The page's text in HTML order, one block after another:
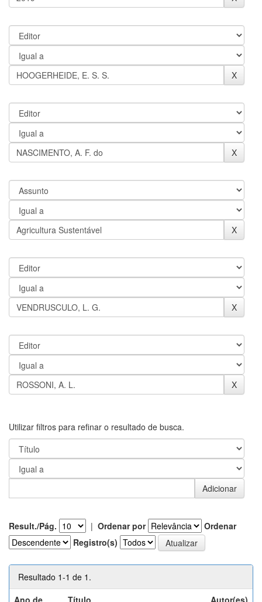
Utilizar filtros para refinar o resultado de busca.
Result./Pág. | Ordenar por
Ordenar
Registro(s)
Resultado 1-1 de 1.
Ano de
Título Autor(es)